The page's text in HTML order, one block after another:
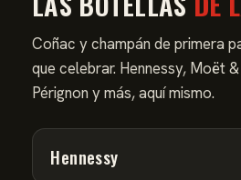
Coñac y champán de primera
que celebrar. Hennessy, Moët
Pérignon y más, aquí mismo.
Hennessy